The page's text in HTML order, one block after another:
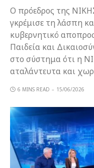
Ο πρόεδρος της
γκρέμισε τη λάσπη
κυβερνητικό
Παιδεία και
στο σύστημα ότι η
αταλάντευτα και
6 MINS READ 15/06/2026